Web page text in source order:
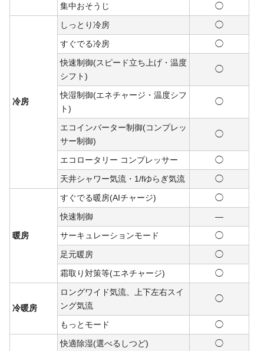
集中おそうじ
◯
冷房
しっとり冷房
◯
すぐでる冷房
◯
快速制御(スピード立ち上げ・温度
シフト)
◯
快湿制御(エネチャージ・温度シフ
ト)
◯
エコインバーター制御(コンプレッ
サー制御)
◯
エコロータリー コンプレッサー
◯
天井シャワー気流・1/fゆらぎ気流
◯
暖房
すぐでる暖房(AIチャージ)
◯
快速制御
―
サーキュレーションモード
◯
足元暖房
◯
霜取り対策等(エネチャージ)
◯
冷暖房
ロングワイド気流、上下左右スイ
ング気流
◯
もっとモード ◯
快適除湿(選べるしつど)
◯